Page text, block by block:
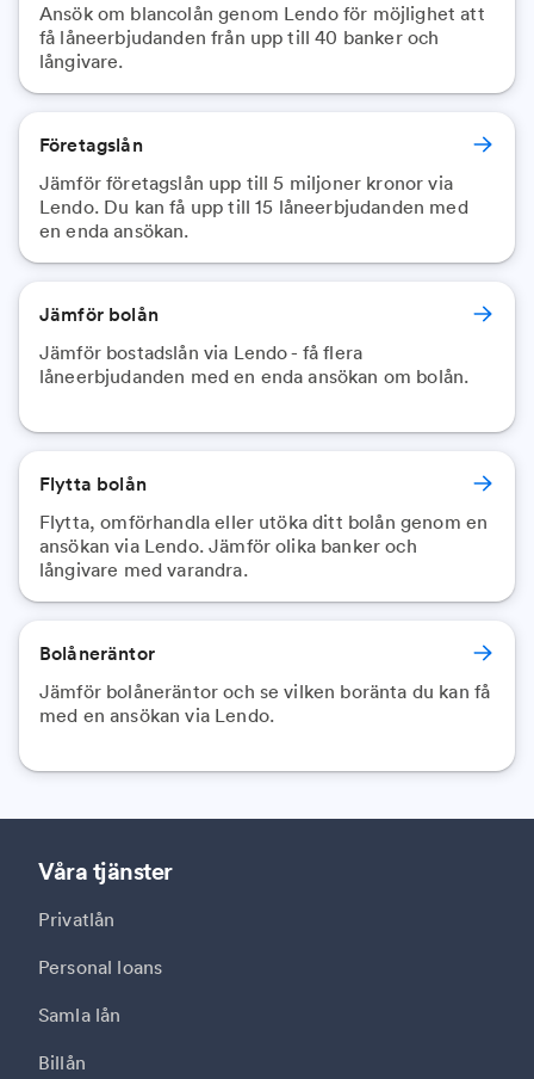
Ansök om blancolån genom Lendo för möjlighet att
få låneerbjudanden från upp till 40 banker och
långivare.
Företagslån
Jämför företagslån upp till 5 miljoner kronor via
Lendo. Du kan få upp till 15 låneerbjudanden med
en enda ansökan.
Jämför bolån
Jämför bostadslån via Lendo - få flera
låneerbjudanden med en enda ansökan om bolån.
Flytta bolån
Flytta, omförhandla eller utöka ditt bolån genom en
ansökan via Lendo. Jämför olika banker och
långivare med varandra.
Bolåneräntor
Jämför bolåneräntor och se vilken boränta du kan få
med en ansökan via Lendo.
Våra tjänster
Privatlån
Personal loans
Samla lån
Billån